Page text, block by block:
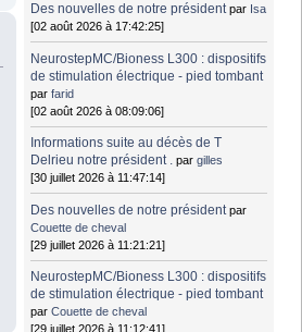
Des nouvelles de notre président par Isa
[02 août 2026 à 17:42:25]
NeurostepMC/Bioness L300 : dispositifs
de stimulation électrique - pied tombant
parfarid
[02 août 2026 à 08:09:06]
Informations suite au décès de T
Delrieu notre président . pargilles
[30 juillet 2026 à 11:47:14]
Des nouvelles de notre président par
Couette de cheval
[29 juillet 2026 à 11:21:21]
NeurostepMC/Bioness L300 : dispositifs
de stimulation électrique - pied tombant
parCouette de cheval
[29 juillet 2026 à 11:12:41]